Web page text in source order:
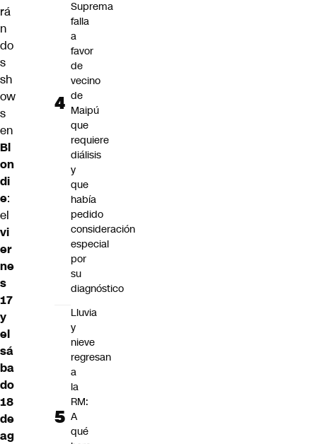
rá
n
do
s
sh
ow
s
en
Bl
on
di
e:
el
vi
er
ne
s
17
y
el
sá
ba
do
18
de
ag
Suprema
falla
a
favor
de
vecino
de
Maipú
que
requiere
diálisis
y
que
había
pedido
consideración
especial
por
su
diagnóstico
Lluvia
y
nieve
regresan
a
la
RM:
A
qué